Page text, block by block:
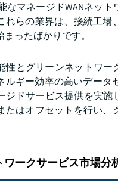
なマネージドWANネッ
れらの業界は、接続工
ったばかりです。
性とグリーンネットワー
ルギー効率の高いデータ
ジドサービス提供を実
たはオフセットを行い
ワークサービス市場分